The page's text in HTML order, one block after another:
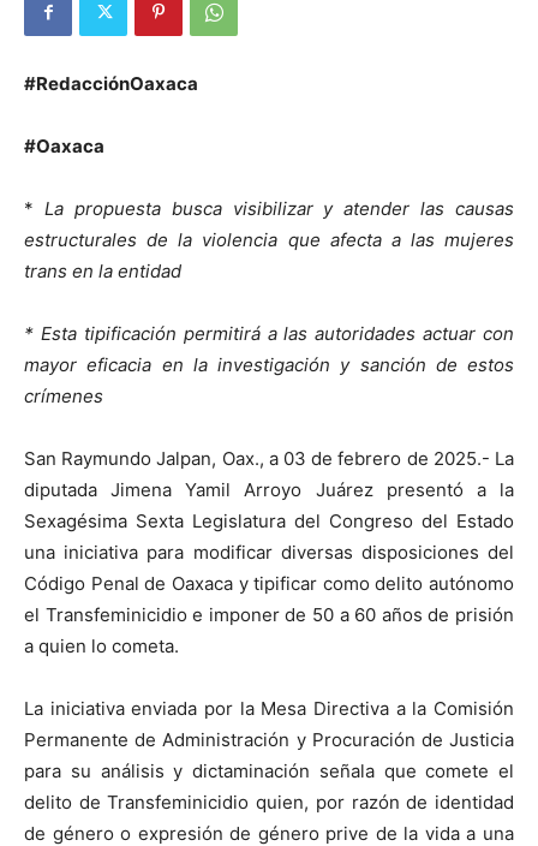
#RedacciónOaxaca
#Oaxaca
* La propuesta busca visibilizar y atender las causas
estructurales de la violencia que afecta a las mujeres
trans en la entidad
* Esta tipificación permitirá a las autoridades actuar con
mayor eficacia en la investigación y sanción de estos
crímenes
San Raymundo Jalpan, Oax., a 03 de febrero de 2025.- La
diputada Jimena Yamil Arroyo Juárez presentó a la
Sexagésima Sexta Legislatura del Congreso del Estado
una iniciativa para modificar diversas disposiciones del
Código Penal de Oaxaca y tipificar como delito autónomo
el Transfeminicidio e imponer de 50 a 60 años de prisión
a quien lo cometa.
La iniciativa enviada por la Mesa Directiva a la Comisión
Permanente de Administración y Procuración de Justicia
para su análisis y dictaminación señala que comete el
delito de Transfeminicidio quien, por razón de identidad
de género o expresión de género prive de la vida a una